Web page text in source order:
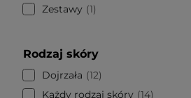
Zestawy
1
Rodzaj skóry
Dojrzała
12
Każdy rodzaj skóry
14